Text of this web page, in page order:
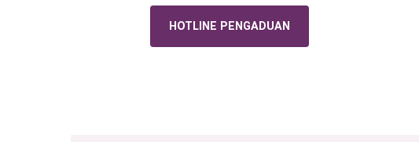
HOTLINE PENGADUAN